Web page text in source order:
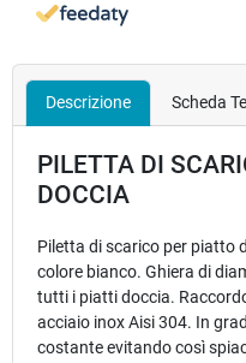
Descrizione Scheda
PILETTA DI
DOCCIA
Piletta di scarico per piatto
colore bianco. Ghiera di
tutti i piatti doccia.
acciaio inox Aisi 304. In
costante evitando così